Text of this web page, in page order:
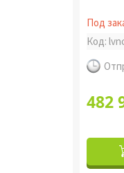
Под
Код:
482